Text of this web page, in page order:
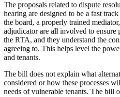
The proposals related to dispute
hearing are designed to be a fast
the board, a properly trained
adjudicator are all involved to ensure
the RTA, and they understand the
agreeing to. This helps level the
and tenants.
The bill does not explain what
considered or how these processes
needs of vulnerable tenants. The bill